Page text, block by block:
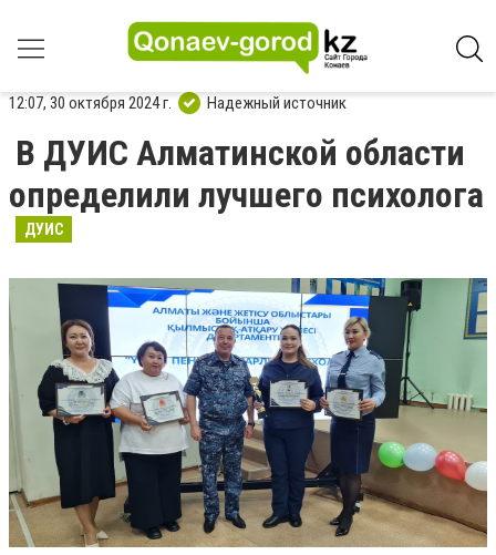
12:07, 30 октября 2024 г. Надежный источник
В ДУИС Алматинской области
определили лучшего психолога
ДУИС